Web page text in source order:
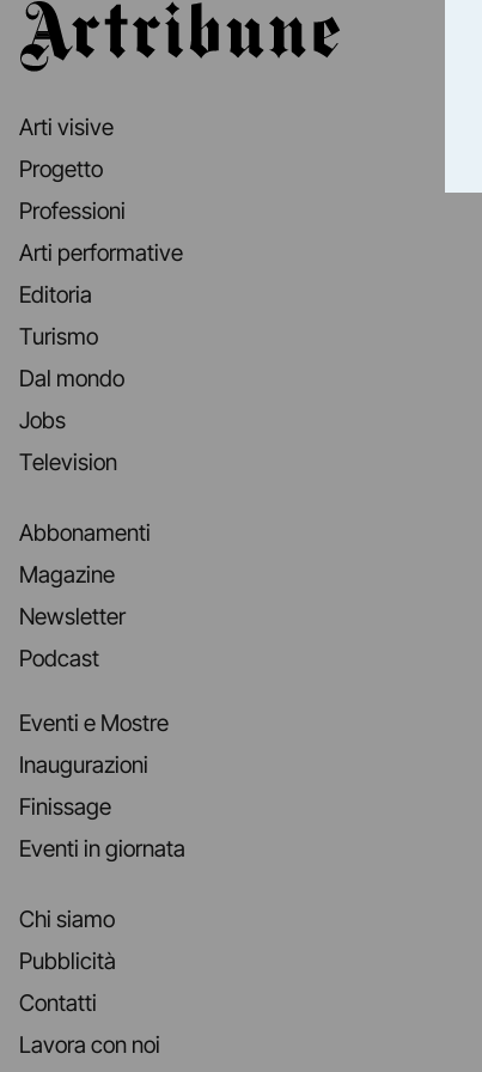
Artribune
Arti visive
Progetto
Professioni
Arti performative
Editoria
Turismo
Dal mondo
Jobs
Television
Abbonamenti
Magazine
Newsletter
Podcast
Eventi e Mostre
Inaugurazioni
Finissage
Eventi in giornata
Chi siamo
Pubblicità
Contatti
Lavora con noi